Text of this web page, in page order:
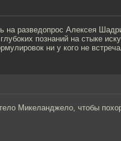
на разведопрос Алексея
познаний на стыке
ни у кого не
Микеланджело, чтобы